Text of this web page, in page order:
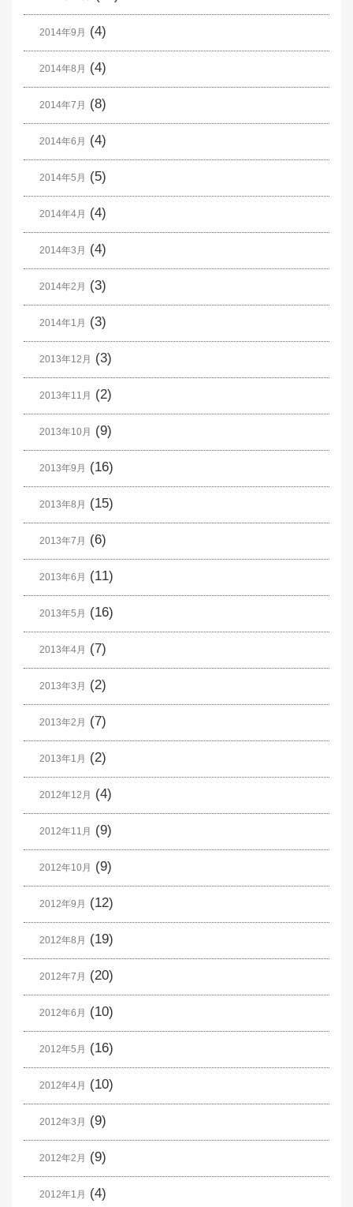
2014年9月 (4)
2014年8月 (4)
2014年7月 (8)
2014年6月 (4)
2014年5月 (5)
2014年4月 (4)
2014年3月 (4)
2014年2月 (3)
2014年1月 (3)
2013年12月 (3)
2013年11月 (2)
2013年10月 (9)
2013年9月 (16)
2013年8月 (15)
2013年7月 (6)
2013年6月 (11)
2013年5月 (16)
2013年4月 (7)
2013年3月 (2)
2013年2月 (7)
2013年1月 (2)
2012年12月 (4)
2012年11月 (9)
2012年10月 (9)
2012年9月 (12)
2012年8月 (19)
2012年7月 (20)
2012年6月 (10)
2012年5月 (16)
2012年4月 (10)
2012年3月 (9)
2012年2月 (9)
2012年1月 (4)